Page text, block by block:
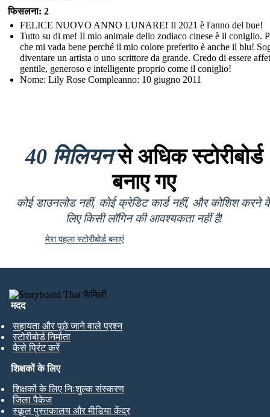
फिसलना: 2
FELICE NUOVO ANNO LUNARE! Il 2021 è l'anno del bue!
Tutto su di me! Il mio animale dello zodiaco cinese è il coniglio.
che mi vada bene perché il mio colore preferito è anche il blu!
diventare un artista o uno scrittore da grande. Credo di essere
gentile, generoso e intelligente proprio come il coniglio!
Nome: Lily Rose Compleanno: 10 giugno 2011
40 मिलियनसे अधिक स्टोरीबोर्ड
बनाए गए
कोई डाउनलोड नहीं, कोई क्रेडिट कार्ड नहीं, और कोशिश करने
लिए किसी लॉगिन की आवश्यकता नहीं है!
मेरा पहला स्टोरीबोर्ड बनाएं
मदद
सहायता और पूछे जाने वाले प्रश्न
स्टोरीबोर्ड निर्माता
कैसे प्रिंट करें
शिक्षकों के लिए
शिक्षकों के लिए निःशुल्क संस्करण
जिला पैकेज
स्कूल पुस्तकालय और मीडिया केंद्र